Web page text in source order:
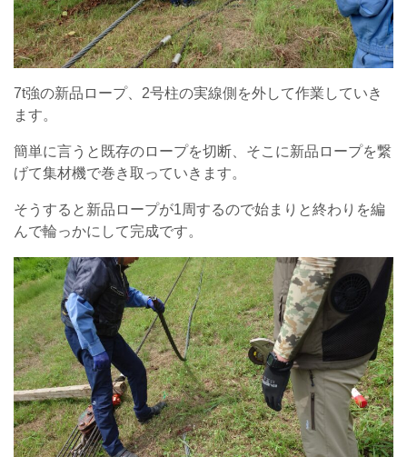
7t強の新品ロープ、2号柱の実線側を外して作業していき
ます。
簡単に言うと既存のロープを切断、そこに新品ロープを繋
げて集材機で巻き取っていきます。
そうすると新品ロープが1周するので始まりと終わりを編
んで輪っかにして完成です。